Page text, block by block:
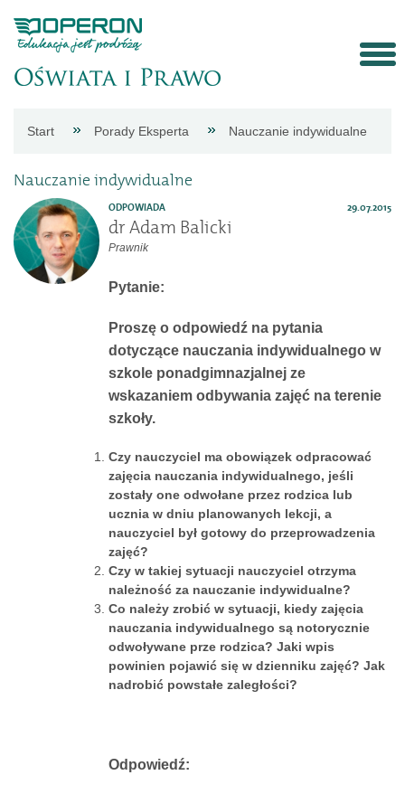
Aktualności
Porady
Dokumenty
Start Porady Eksperta Nauczanie indywidualne
Nauczanie indywidualne
ODPOWIADA 29.07.2015
dr Adam Balicki
Prawnik
Pytanie:
Proszę o odpowiedź na pytania
dotyczące nauczania indywidualnego w
szkole ponadgimnazjalnej ze
wskazaniem odbywania zajęć na terenie
szkoły.
Czy nauczyciel ma obowiązek odpracować
zajęcia nauczania indywidualnego, jeśli
zostały one odwołane przez rodzica lub
ucznia w dniu planowanych lekcji, a
nauczyciel był gotowy do przeprowadzenia
zajęć?
Czy w takiej sytuacji nauczyciel otrzyma
należność za nauczanie indywidualne?
Co należy zrobić w sytuacji, kiedy zajęcia
nauczania indywidualnego są notorycznie
odwoływane prze rodzica? Jaki wpis
powinien pojawić się w dzienniku zajęć? Jak
nadrobić powstałe zaległości?
Odpowiedź: